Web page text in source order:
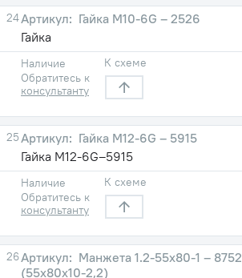
24
Гайка М10-6G – 2526
Гайка
Наличие
Обратитесь к
консультанту
К схеме
25
Гайка М12-6G – 5915
Гайка М12-6G–5915
Наличие
Обратитесь к
консультанту
К схеме
26
Манжета 1.2-55х80-1 – 8752
(55х80х10-2,2)